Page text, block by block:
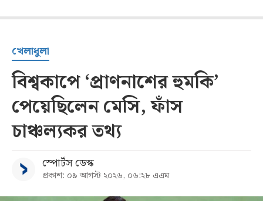
খেলাধুলা
বিশ্বকাপে ‘প্রাণনাশের হুমকি’
পেয়েছিলেন মেসি, ফাঁস
চাঞ্চল্যকর তথ্য
স্পোর্টস ডেস্ক
প্রকাশ: ০৯ আগস্ট ২০২৬, ০৬:২৮ এএম